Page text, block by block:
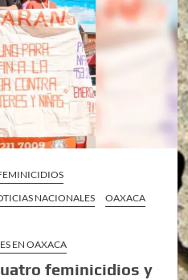
NACIONALES
OAXACA
EN OAXACA
feminicidios y